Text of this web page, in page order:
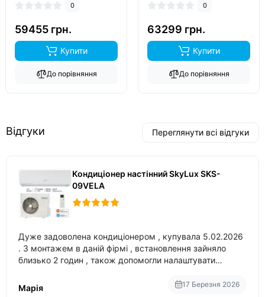
0
59455 грн.
Купити
До порівняння
0
63299 грн.
Купити
До порівняння
Відгуки Переглянути всі відгуки
Кондиціонер настінний SkyLux SKS-
09VELA
Дуже задоволена кондиціонером , купувала 5.02.2026
. З монтажем в даній фірмі , встановлення зайняло
близько 2 годин , також допомогли налаштувати
Марія
17 Березня 2026